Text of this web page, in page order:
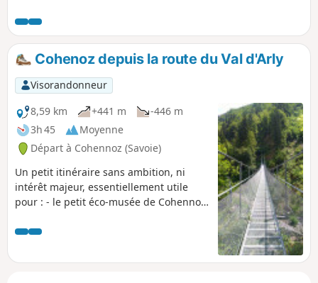
réaliser la montée en matinée. Grosso
modo, environ 95 % de cette randonnée
est ombragée. Et puis, il y a cette
passerelle d'une centaine de mètres de
longueur qui enjambe le torrent de
l'Arly. Sans oublier les torrents et les
nombreuses cascades que l'on croisera
jusqu'à la commune de Cohennoz, avec
son écomusée, très particulier, qui
mérite le détour.
Cohenoz depuis la route du Val d'Arly
Visorandonneur
8,59 km
+441 m
-446 m
3h 45
Moyenne
Départ à Cohennoz (Savoie)
Un petit itinéraire sans ambition, ni
intérêt majeur, essentiellement utile
pour : - le petit éco-musée de Cohennoz
randonner à la fraîche et à l'ombre
rallonger, par le bas, une randonnée